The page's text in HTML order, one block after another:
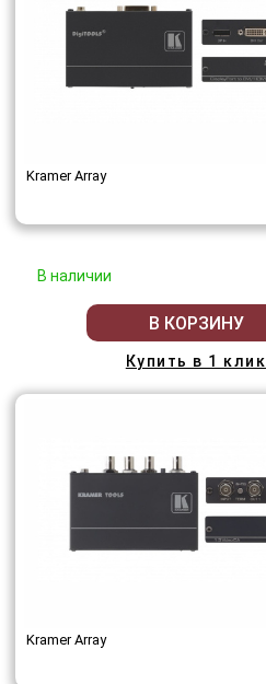
Kramer Array
В наличии
В КОРЗИНУ
Купить в 1 клик
Kramer Array